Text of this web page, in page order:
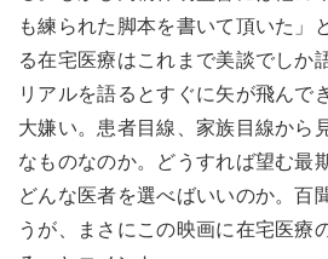
も練られた脚本を書いて頂いた」
る在宅医療はこれまで美談でしか
リアルを語るとすぐに矢が飛んで
大嫌い。患者目線、家族目線から
なものなのか。どうすれば望む最
どんな医者を選べばいいのか。百
うが、まさにこの映画に在宅医療